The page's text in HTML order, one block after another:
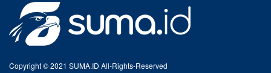
Copyright © 2021 SUMA.ID All-Rights-Reserved